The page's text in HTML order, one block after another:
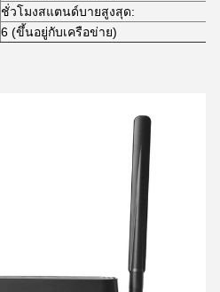
ชั่วโมงสแตนด์บายสูงสุด:
6 (ขึ้นอยู่กับเครือข่าย)